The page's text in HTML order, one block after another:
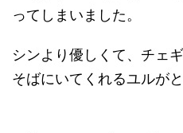
ってしまいました。
シンより優しくて、チェ
そばにいてくれるユルが